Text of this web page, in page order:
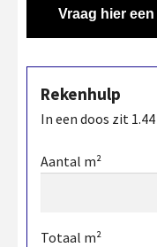
Vraag hier
Rekenhulp
In een doos zit 1.44
Aantal m²
Totaal m²